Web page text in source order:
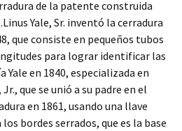
de la patente construida
Yale, Sr. inventó la cerradura
que consiste en pequeños tubos
para lograr identificar las
Yale en 1840, especializada en
que se unió a su padre en el
en 1861, usando una llave
bordes serrados, que es la base